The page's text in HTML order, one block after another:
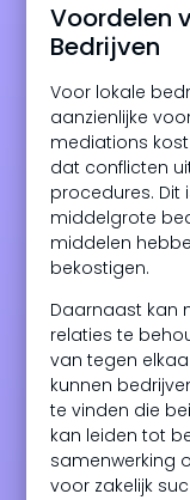
Voordelen
Bedrijven
Voor lokale
aanzienlijke
mediations
dat conflicten
procedures. Dit
middelgrote
middelen
bekostigen.
Daarnaast kan
relaties te
van tegen
kunnen
te vinden die
kan leiden tot
samenwerking
voor zakelijk